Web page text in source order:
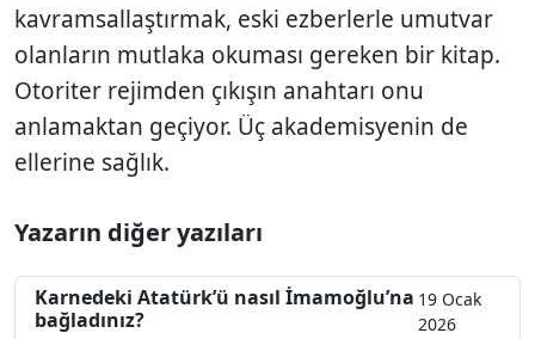
kavramsallaştırmak, eski ezberlerle umutvar
olanların mutlaka okuması gereken bir kitap.
Otoriter rejimden çıkışın anahtarı onu
anlamaktan geçiyor. Üç akademisyenin de
ellerine sağlık.
Yazarın diğer yazıları
Karnedeki Atatürk’ü nasıl İmamoğlu’na
bağladınız?
19 Ocak
2026